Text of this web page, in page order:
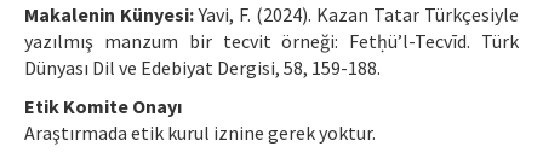
Makalenin Künyesi:Yavi, F. (2024). Kazan Tatar Türkçesiyle
yazılmış manzum bir tecvit örneği: Fetḥü’l-Tecvīd. Türk
Dünyası Dil ve Edebiyat Dergisi, 58, 159-188.
Etik Komite Onayı
Araştırmada etik kurul iznine gerek yoktur.